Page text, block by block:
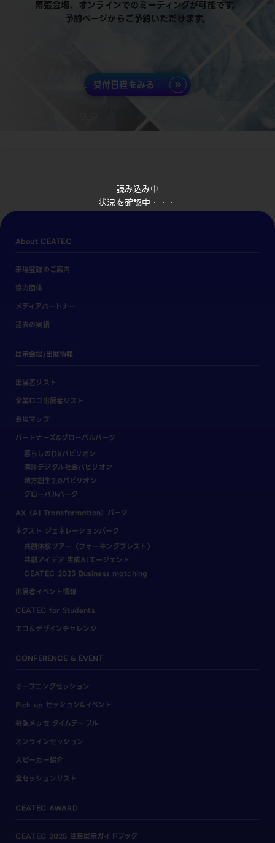
読み込み中
状況を確認中・・・
幕張会場、オンラインでのミーティングが可能です。
予約ページからご予約いただけます。
受付日程をみる
About CEATEC
来場登録のご案内
協力団体
メディアパートナー
過去の実績
展示会場/出展情報
出展者リスト
企業ロゴ出展者リスト
会場マップ
パートナーズ&グローバルパーク
暮らしのDXパビリオン
海洋デジタル社会パビリオン
地方創生2.0パビリオン
グローバルパーク
AX（AI Transformation）パーク
ネクスト ジェネレーションパーク
共創体験ツアー（ウォーキングブレスト）
共創アイデア 生成AIエージェント
CEATEC 2025 Business matching
出展者イベント情報
CEATEC for Students
エコ＆デザインチャレンジ
CONFERENCE & EVENT
オープニングセッション
Pick up セッション&イベント
幕張メッセ タイムテーブル
オンラインセッション
スピーカー紹介
全セッションリスト
CEATEC AWARD
CEATEC 2025 注目展示ガイドブック